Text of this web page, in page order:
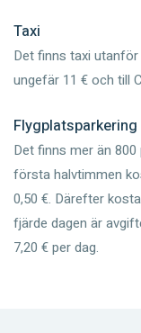
Taxi
Det finns taxi
ungefär 11 € och till
Flygplatsparkering
Det finns mer än
första halvtimmen
0,50 €. Därefter
fjärde dagen är
7,20 € per dag.